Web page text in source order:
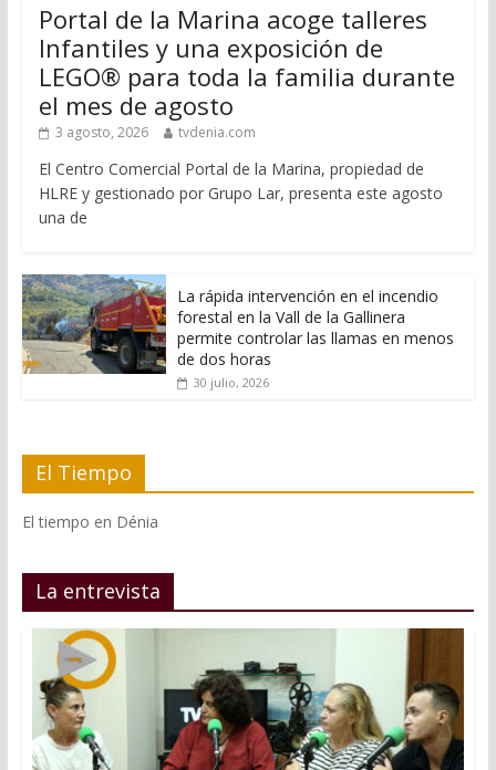
Portal de la Marina acoge talleres
Infantiles y una exposición de
LEGO® para toda la familia durante
el mes de agosto
3 agosto, 2026 tvdenia.com
El Centro Comercial Portal de la Marina, propiedad de
HLRE y gestionado por Grupo Lar, presenta este agosto
una de
La rápida intervención en el incendio
forestal en la Vall de la Gallinera
permite controlar las llamas en menos
de dos horas
30 julio, 2026
El Tiempo
El tiempo en Dénia
La entrevista